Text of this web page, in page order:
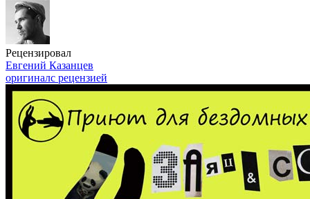
Рецензировал
Евгений Казанцев
оригиналс рецензией